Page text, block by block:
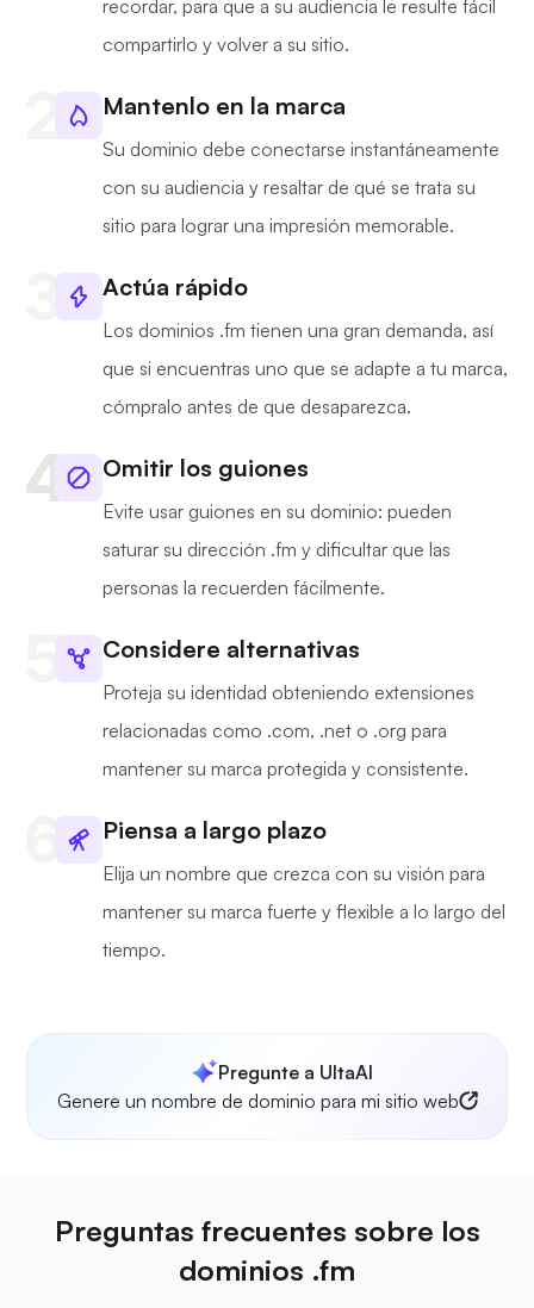
recordar, para que a su audiencia le resulte fácil
compartirlo y volver a su sitio.
Mantenlo en la marca
Su dominio debe conectarse instantáneamente
con su audiencia y resaltar de qué se trata su
sitio para lograr una impresión memorable.
Actúa rápido
Los dominios .fm tienen una gran demanda, así
que si encuentras uno que se adapte a tu marca,
cómpralo antes de que desaparezca.
Omitir los guiones
Evite usar guiones en su dominio: pueden
saturar su dirección .fm y dificultar que las
personas la recuerden fácilmente.
Considere alternativas
Proteja su identidad obteniendo extensiones
relacionadas como .com, .net o .org para
mantener su marca protegida y consistente.
Piensa a largo plazo
Elija un nombre que crezca con su visión para
mantener su marca fuerte y flexible a lo largo del
tiempo.
Pregunte a UltaAI
Genere un nombre de dominio para mi sitio web
Preguntas frecuentes sobre los
dominios .fm